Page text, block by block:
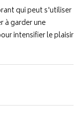
qui peut s'utiliser
à garder une
intensifier le plaisir